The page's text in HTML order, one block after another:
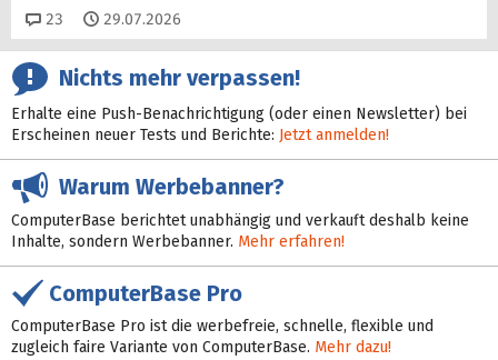
23 Kommentare
29.07.2026
Nichts mehr verpassen!
Erhalte eine Push-Benachrichtigung (oder einen Newsletter) bei
Erscheinen neuer Tests und Berichte: Jetzt anmelden!
Warum Werbebanner?
ComputerBase berichtet unabhängig und verkauft deshalb keine
Inhalte, sondern Werbebanner. Mehr erfahren!
ComputerBase Pro
ComputerBase Pro ist die werbefreie, schnelle, flexible und
zugleich faire Variante von ComputerBase. Mehr dazu!